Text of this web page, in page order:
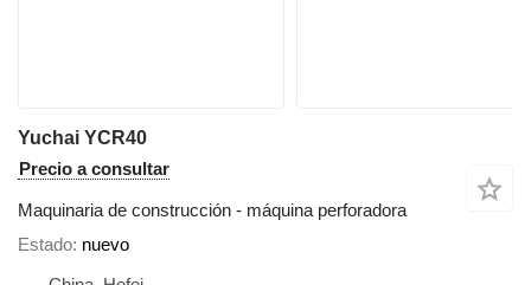
Yuchai YCR40
Precio a consultar
Maquinaria de construcción - máquina perforadora
Estado nuevo